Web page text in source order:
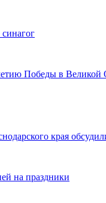
Победы в
края
на праздники